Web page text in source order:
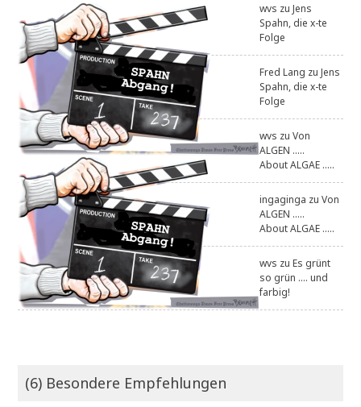
wvs zuJens
Spahn, die x-te
Folge
Fred Lang zuJens
Spahn, die x-te
Folge
wvs zuVon
ALGEN .....
About ALGAE .....
ingaginga zuVon
ALGEN .....
About ALGAE .....
wvs zuEs grünt
so grün .... und
farbig!
(6) Besondere Empfehlungen